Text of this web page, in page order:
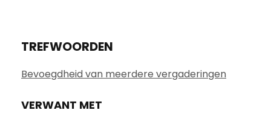
TREFWOORDEN
Bevoegdheid van meerdere vergaderingen
VERWANT MET